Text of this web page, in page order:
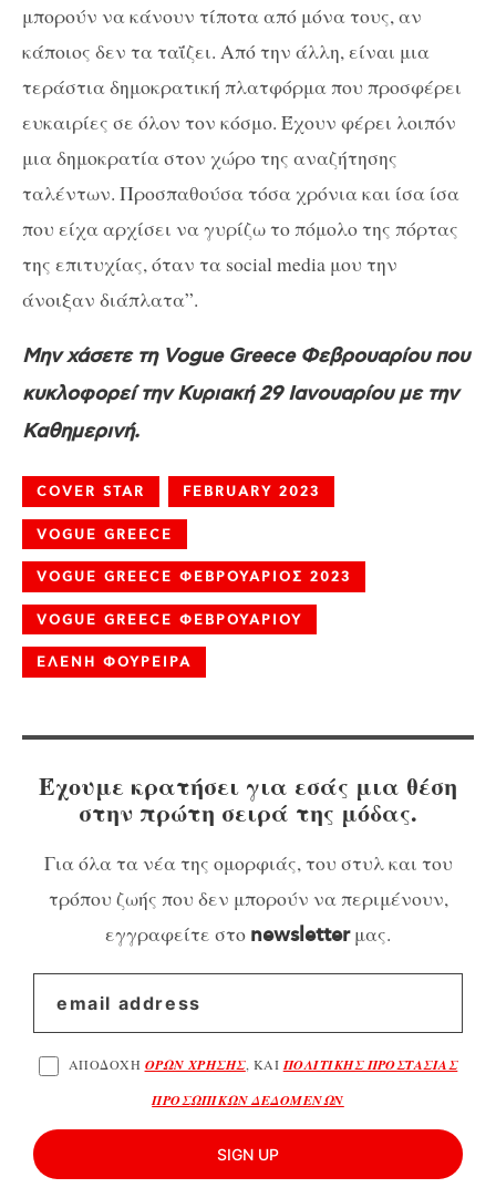
μπορούν να κάνουν τίποτα από μόνα τους, αν
κάποιος δεν τα ταΐζει. Από την άλλη, είναι μια
τεράστια δημοκρατική πλατφόρμα που προσφέρει
ευκαιρίες σε όλον τον κόσμο. Έχουν φέρει λοιπόν
μια δημοκρατία στον χώρο της αναζήτησης
ταλέντων. Προσπαθούσα τόσα χρόνια και ίσα ίσα
που είχα αρχίσει να γυρίζω το πόμολο της πόρτας
της επιτυχίας, όταν τα socialmedia μου την
άνοιξαν διάπλατα”.
Μην χάσετε τη Vogue Greece Φεβρουαρίου που
κυκλοφορεί την Κυριακή 29 Ιανουαρίου με την
Καθημερινή.
COVER STAR FEBRUARY 2023
VOGUE GREECE
VOGUE GREECE ΦΕΒΡΟΥΑΡΙΟΣ 2023
VOGUE GREECE ΦΕΒΡΟΥΑΡΙΟΥ
ΕΛΕΝΗ ΦΟΥΡΕΙΡΑ
Έχουμε κρατήσει για εσάς μια θέση
στην πρώτη σειρά της μόδας.
Για όλα τα νέα της ομορφιάς, του στυλ και του
τρόπου ζωής που δεν μπορούν να περιμένουν,
εγγραφείτε στο newsletterμας.
ΑΠΟΔΟΧΗ ΟΡΩΝ ΧΡΗΣΗΣ, ΚΑΙ ΠΟΛΙΤΙΚΗΣ ΠΡΟΣΤΑΣΙΑΣ
ΠΡΟΣΩΠΙΚΩΝ ΔΕΔΟΜΕΝΩΝ
SIGN UP